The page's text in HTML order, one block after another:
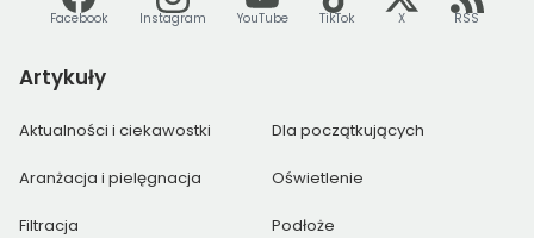
Facebook Instagram YouTube TikTok X RSS
Artykuły
Aktualności i ciekawostki Dla początkujących
Aranżacja i pielęgnacja Oświetlenie
Filtracja Podłoże